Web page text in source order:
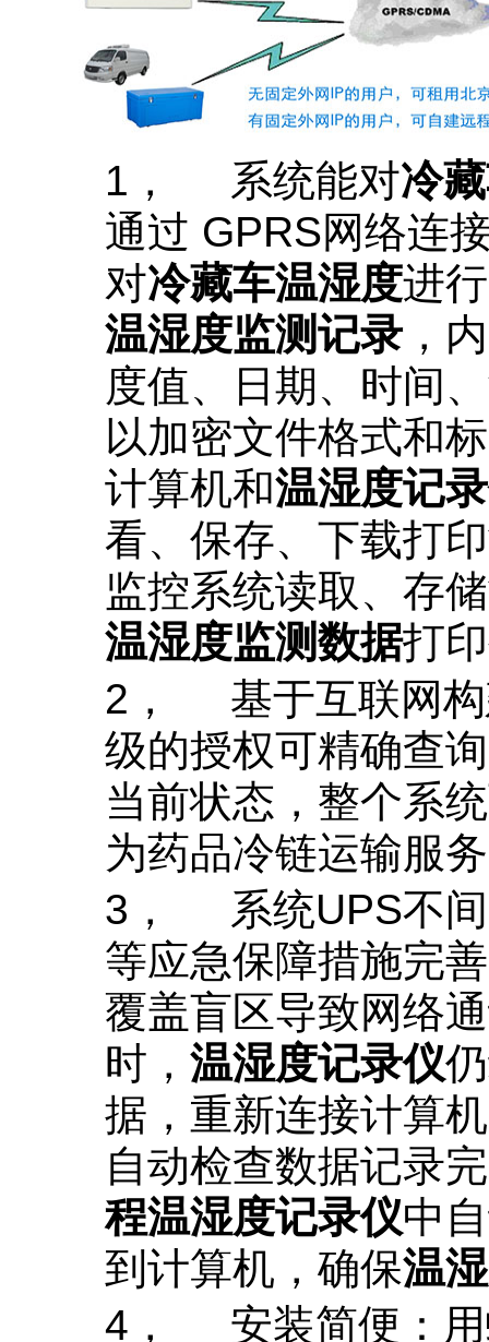
1， 系统能对冷
通过 GPRS网络连
对冷藏车温湿度进
温湿度监测记录，
度值、日期、时间
以加密文件格式和
计算机和温湿度记
看、保存、下载打印
监控系统读取、存储
温湿度监测数据打
2，
基于互联网
级的授权可精确查
当前状态，整个系
为药品冷链运输服
3，
系统UPS不
等应急保障措施完
覆盖盲区导致网络
时， 温湿度记录仪
据，重新连接计算
自动检查数据记录
程温湿度记录仪中
到计算机，确保温
4，
安装简便：